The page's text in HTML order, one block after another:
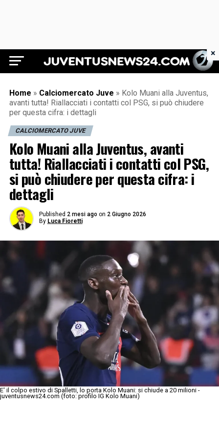
Juventus News 24
Home » Calciomercato Juve » Kolo Muani alla Juventus,
avanti tutta! Riallacciati i contatti col PSG, si può chiudere
per questa cifra: i dettagli
CALCIOMERCATO JUVE
Kolo Muani alla Juventus, avanti
tutta! Riallacciati i contatti col PSG,
si può chiudere per questa cifra: i
dettagli
Published 2 mesi ago on 2 Giugno 2026
By Luca Fioretti
E' il colpo estivo di Spalletti, lo porta Kolo Muani: si chiude a 20 milioni -
juventusnews24.com (foto: profilo IG Kolo Muani)
×